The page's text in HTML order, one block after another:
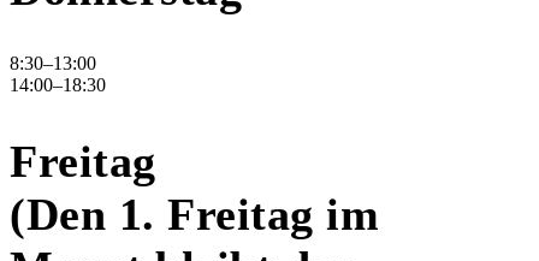
8:30–13:00
14:00–18:30
Freitag
(Den 1. Freitag im